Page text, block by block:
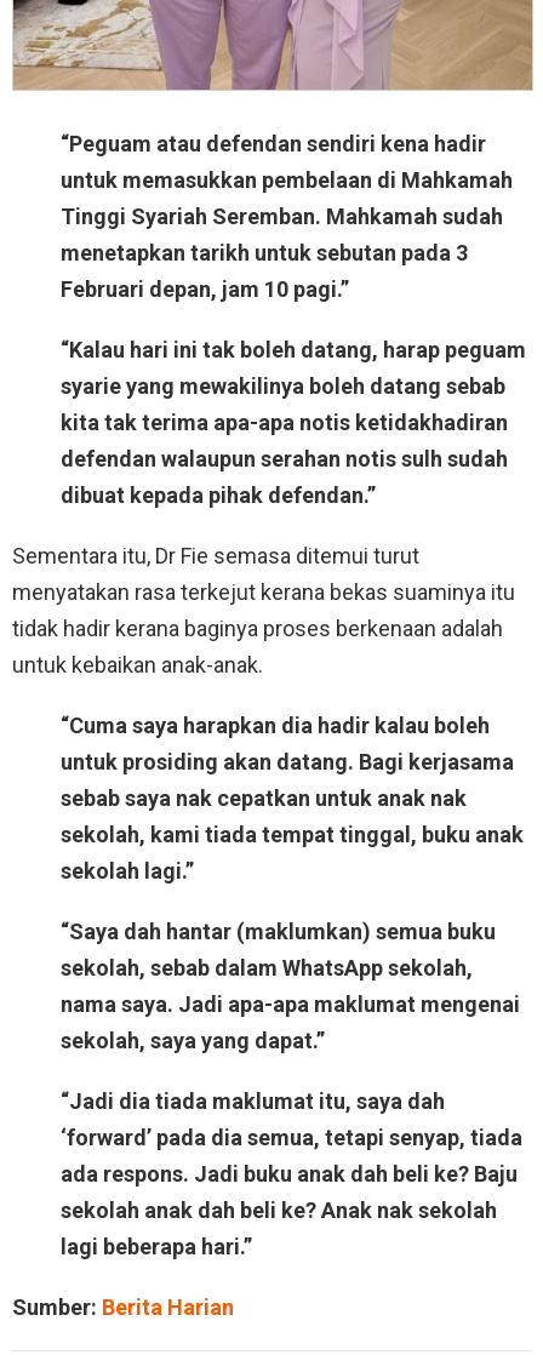
“Peguam atau defendan sendiri kena hadir
untuk memasukkan pembelaan di Mahkamah
Tinggi Syariah Seremban. Mahkamah sudah
menetapkan tarikh untuk sebutan pada 3
Februari depan, jam 10 pagi.”
“Kalau hari ini tak boleh datang, harap peguam
syarie yang mewakilinya boleh datang sebab
kita tak terima apa-apa notis ketidakhadiran
defendan walaupun serahan notis sulh sudah
dibuat kepada pihak defendan.”
Sementara itu, Dr Fie semasa ditemui turut
menyatakan rasa terkejut kerana bekas suaminya itu
tidak hadir kerana baginya proses berkenaan adalah
untuk kebaikan anak-anak.
“Cuma saya harapkan dia hadir kalau boleh
untuk prosiding akan datang. Bagi kerjasama
sebab saya nak cepatkan untuk anak nak
sekolah, kami tiada tempat tinggal, buku anak
sekolah lagi.”
“Saya dah hantar (maklumkan) semua buku
sekolah, sebab dalam WhatsApp sekolah,
nama saya. Jadi apa-apa maklumat mengenai
sekolah, saya yang dapat.”
“Jadi dia tiada maklumat itu, saya dah
‘forward’ pada dia semua, tetapi senyap, tiada
ada respons. Jadi buku anak dah beli ke? Baju
sekolah anak dah beli ke? Anak nak sekolah
lagi beberapa hari.”
Sumber: Berita Harian